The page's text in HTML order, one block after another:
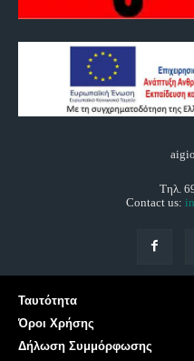
Τηλ.
Contact us:
Ταυτότητα
Όροι Χρήσης
Δήλωση Συμμόρφωσης